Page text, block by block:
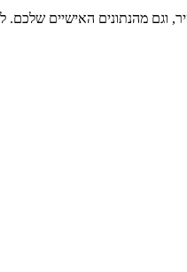
וגם מהנתונים האישיים